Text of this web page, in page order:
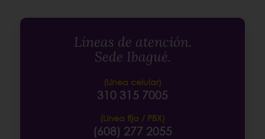
Líneas de atención.
Sede Ibagué.
(Línea celular)
310 315 7005
(Línea fija / PBX)
(608) 277 2055